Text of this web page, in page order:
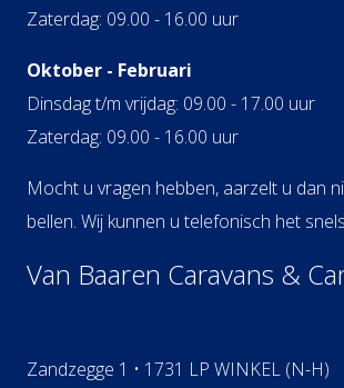
Zaterdag: 09.00 - 16.00 uur
Oktober - Februari
Dinsdag t/m vrijdag: 09.00 - 17.00 uur
Zaterdag: 09.00 - 16.00 uur
Mocht u vragen hebben, aarzelt u dan
bellen. Wij kunnen u telefonisch het
Van Baaren Caravans &
Zandzegge 1 • 1731 LP WINKEL (N-H)